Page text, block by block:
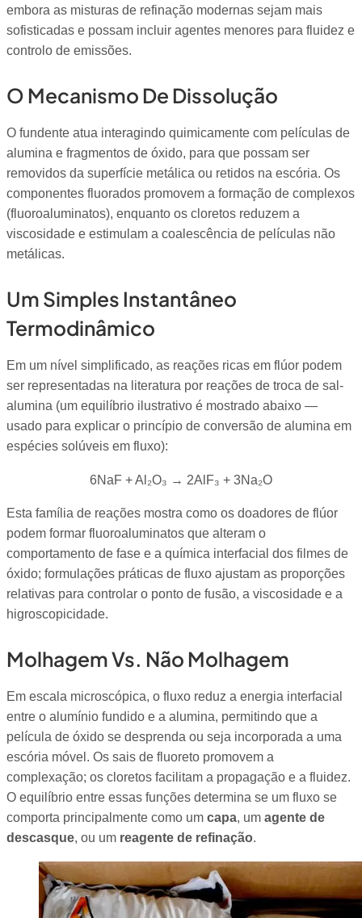
embora as misturas de refinação modernas sejam mais
sofisticadas e possam incluir agentes menores para fluidez e
controlo de emissões.
O Mecanismo De Dissolução
O fundente atua interagindo quimicamente com películas de
alumina e fragmentos de óxido, para que possam ser
removidos da superfície metálica ou retidos na escória. Os
componentes fluorados promovem a formação de complexos
(fluoroaluminatos), enquanto os cloretos reduzem a
viscosidade e estimulam a coalescência de películas não
metálicas.
Um Simples Instantâneo
Termodinâmico
Em um nível simplificado, as reações ricas em flúor podem
ser representadas na literatura por reações de troca de sal-
alumina (um equilíbrio ilustrativo é mostrado abaixo —
usado para explicar o princípio de conversão de alumina em
espécies solúveis em fluxo):
6NaF + Al₂O₃ → 2AlF₃ + 3Na₂O
Esta família de reações mostra como os doadores de flúor
podem formar fluoroaluminatos que alteram o
comportamento de fase e a química interfacial dos filmes de
óxido; formulações práticas de fluxo ajustam as proporções
relativas para controlar o ponto de fusão, a viscosidade e a
higroscopicidade.
Molhagem Vs. Não Molhagem
Em escala microscópica, o fluxo reduz a energia interfacial
entre o alumínio fundido e a alumina, permitindo que a
película de óxido se desprenda ou seja incorporada a uma
escória móvel. Os sais de fluoreto promovem a
complexação; os cloretos facilitam a propagação e a fluidez.
O equilíbrio entre essas funções determina se um fluxo se
comporta principalmente como um capa, um agente de
descasque, ou um reagente de refinação.